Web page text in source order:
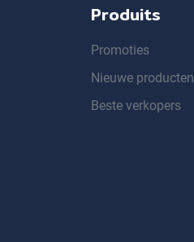
Produits
Promoties
Nieuwe producten
Beste verkopers